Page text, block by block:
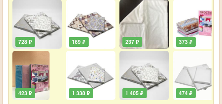
728 ₽
423 ₽
169 ₽
1 338 ₽
237 ₽
1 405 ₽
373 ₽
474 ₽